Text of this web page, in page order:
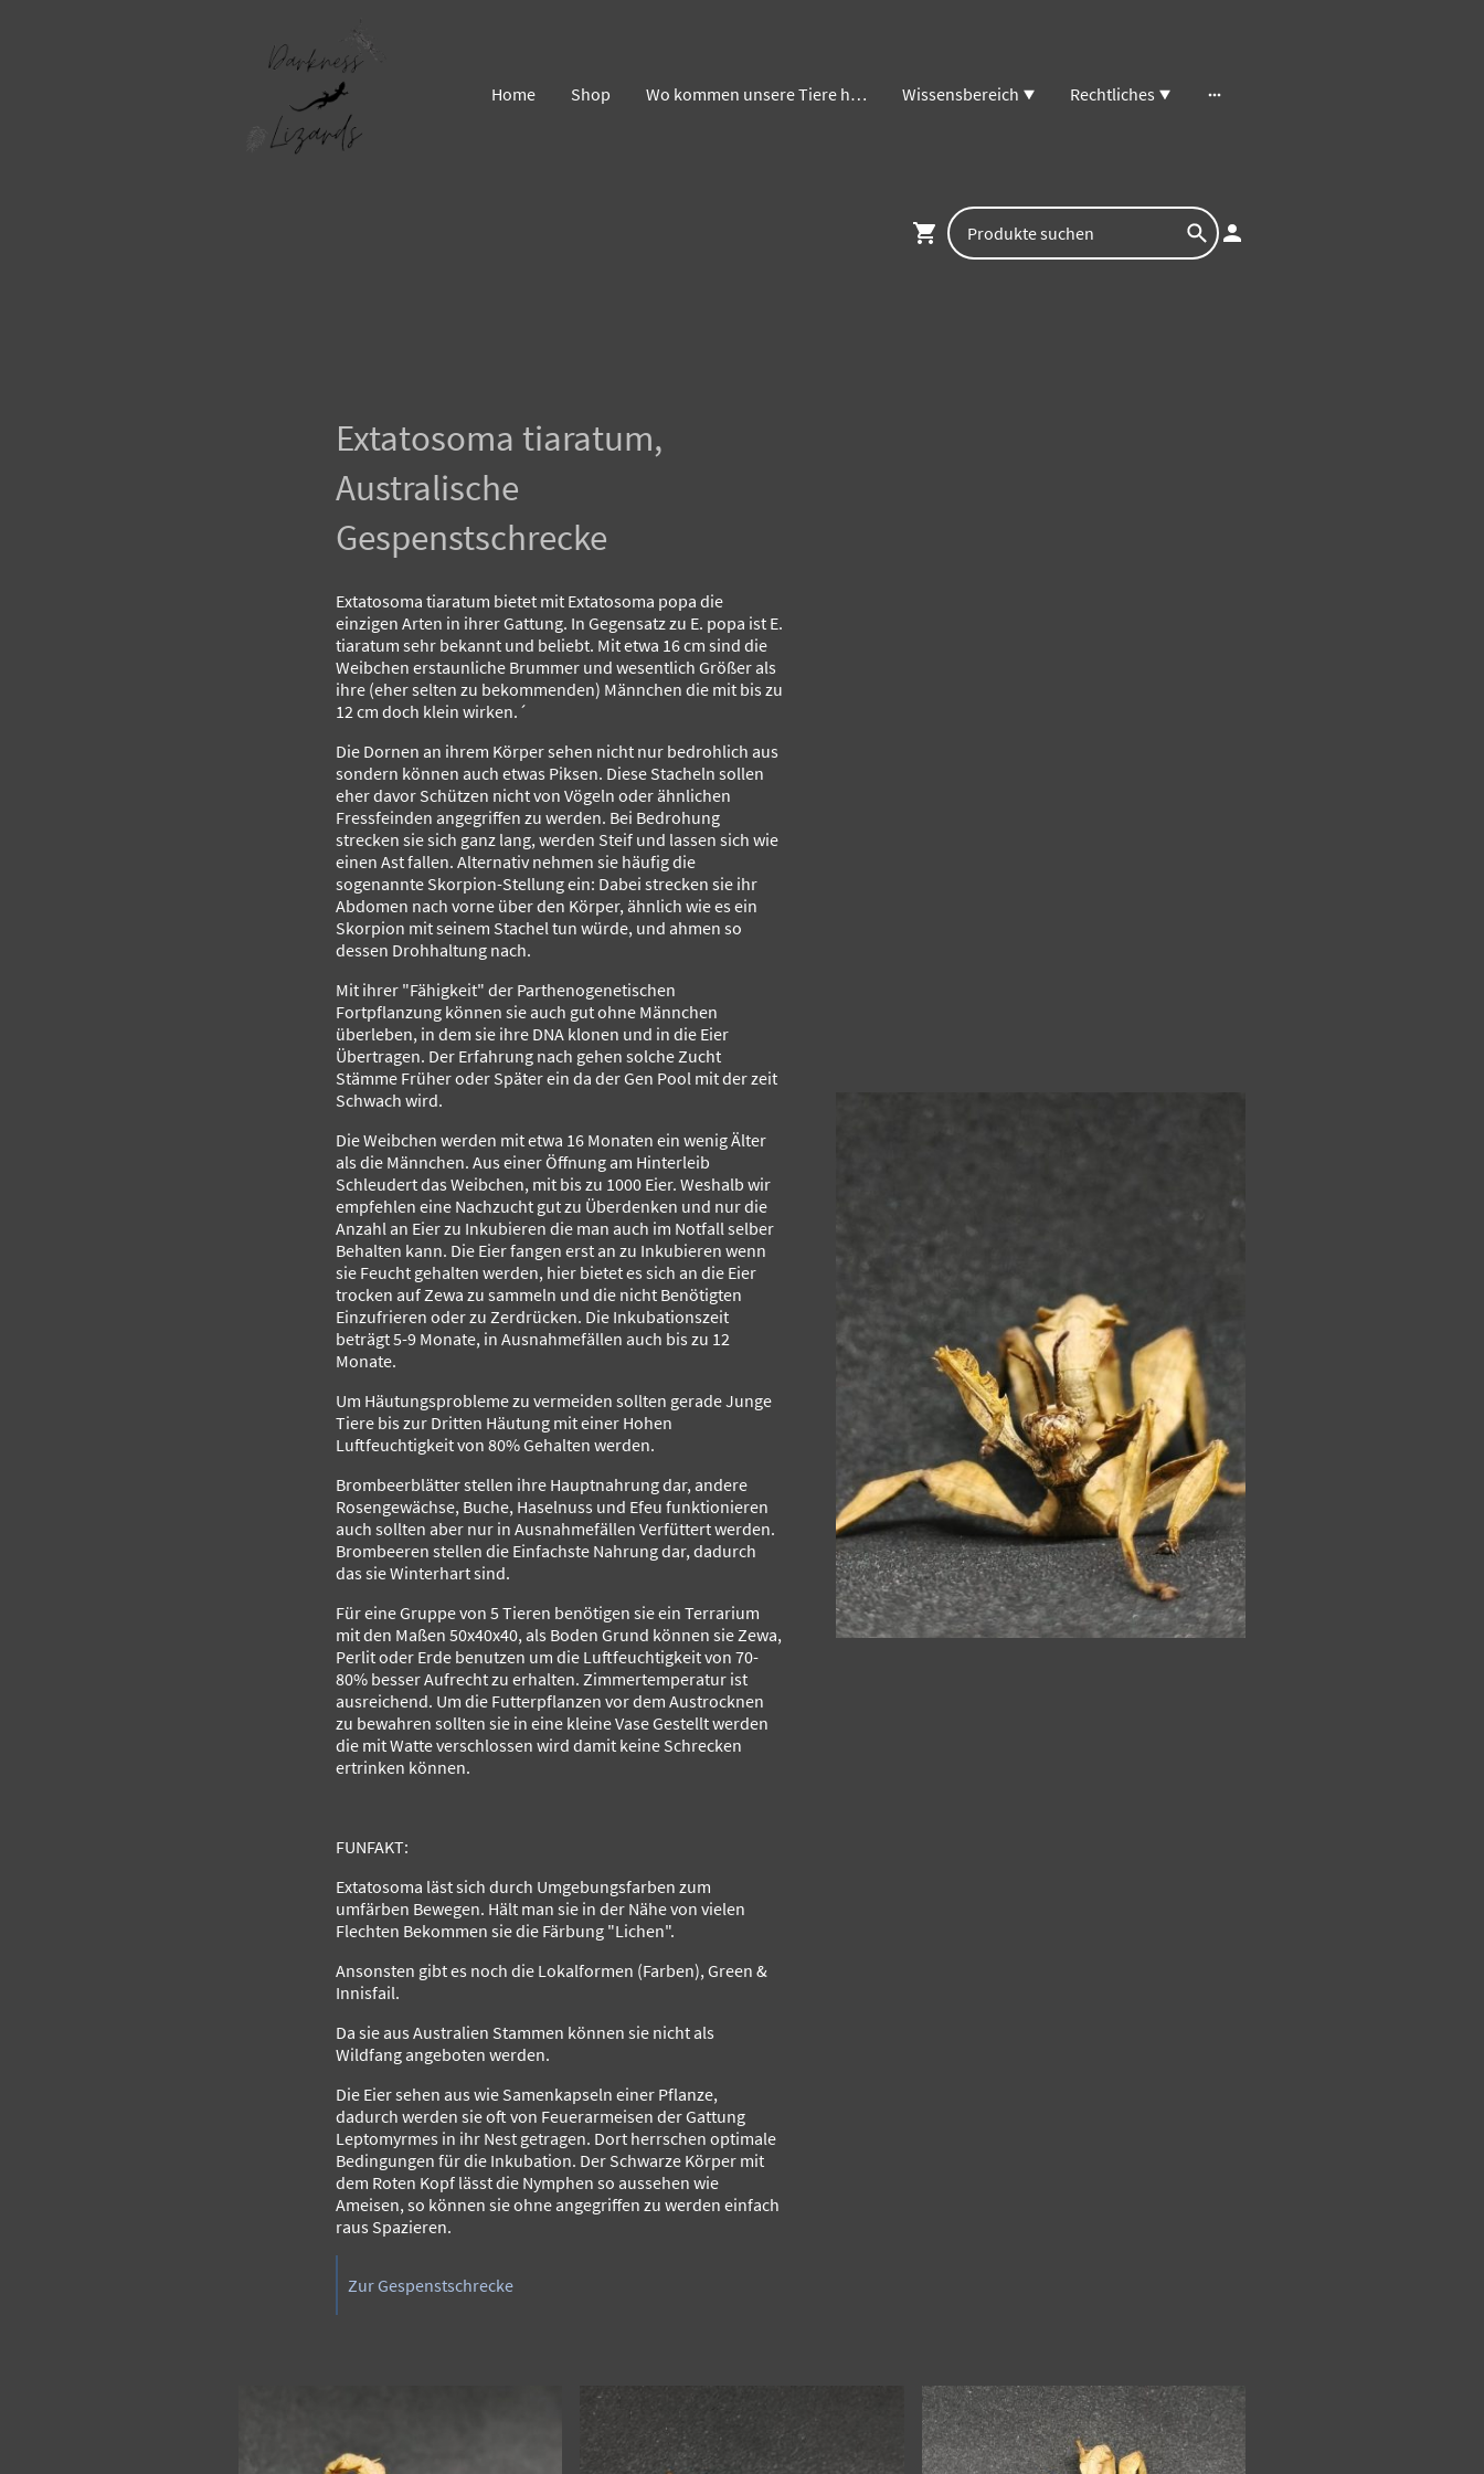
Home Shop Wo kommen unsere Tiere her ? Wissensbereich Rechtliches
Extatosoma tiaratum,
Australische
Gespenstschrecke
Extatosoma tiaratum bietet mit Extatosoma popa die
einzigen Arten in ihrer Gattung. In Gegensatz zu E. popa ist E.
tiaratum sehr bekannt und beliebt. Mit etwa 16 cm sind die
Weibchen erstaunliche Brummer und wesentlich Größer als
ihre (eher selten zu bekommenden) Männchen die mit bis zu
12 cm doch klein wirken.´
Die Dornen an ihrem Körper sehen nicht nur bedrohlich aus
sondern können auch etwas Piksen. Diese Stacheln sollen
eher davor Schützen nicht von Vögeln oder ähnlichen
Fressfeinden angegriffen zu werden. Bei Bedrohung
strecken sie sich ganz lang, werden Steif und lassen sich wie
einen Ast fallen. Alternativ nehmen sie häufig die
sogenannte Skorpion-Stellung ein: Dabei strecken sie ihr
Abdomen nach vorne über den Körper, ähnlich wie es ein
Skorpion mit seinem Stachel tun würde, und ahmen so
dessen Drohhaltung nach.
Mit ihrer "Fähigkeit" der Parthenogenetischen
Fortpflanzung können sie auch gut ohne Männchen
überleben, in dem sie ihre DNA klonen und in die Eier
Übertragen. Der Erfahrung nach gehen solche Zucht
Stämme Früher oder Später ein da der Gen Pool mit der zeit
Schwach wird.
Die Weibchen werden mit etwa 16 Monaten ein wenig Älter
als die Männchen. Aus einer Öffnung am Hinterleib
Schleudert das Weibchen, mit bis zu 1000 Eier. Weshalb wir
empfehlen eine Nachzucht gut zu Überdenken und nur die
Anzahl an Eier zu Inkubieren die man auch im Notfall selber
Behalten kann. Die Eier fangen erst an zu Inkubieren wenn
sie Feucht gehalten werden, hier bietet es sich an die Eier
trocken auf Zewa zu sammeln und die nicht Benötigten
Einzufrieren oder zu Zerdrücken. Die Inkubationszeit
beträgt 5-9 Monate, in Ausnahmefällen auch bis zu 12
Monate.
Um Häutungsprobleme zu vermeiden sollten gerade Junge
Tiere bis zur Dritten Häutung mit einer Hohen
Luftfeuchtigkeit von 80% Gehalten werden.
Brombeerblätter stellen ihre Hauptnahrung dar, andere
Rosengewächse, Buche, Haselnuss und Efeu funktionieren
auch sollten aber nur in Ausnahmefällen Verfüttert werden.
Brombeeren stellen die Einfachste Nahrung dar, dadurch
das sie Winterhart sind.
Für eine Gruppe von 5 Tieren benötigen sie ein Terrarium
mit den Maßen 50x40x40, als Boden Grund können sie Zewa,
Perlit oder Erde benutzen um die Luftfeuchtigkeit von 70-
80% besser Aufrecht zu erhalten. Zimmertemperatur ist
ausreichend. Um die Futterpflanzen vor dem Austrocknen
zu bewahren sollten sie in eine kleine Vase Gestellt werden
die mit Watte verschlossen wird damit keine Schrecken
ertrinken können.
FUNFAKT:
Extatosoma läst sich durch Umgebungsfarben zum
umfärben Bewegen. Hält man sie in der Nähe von vielen
Flechten Bekommen sie die Färbung "Lichen".
Ansonsten gibt es noch die Lokalformen (Farben), Green &
Innisfail.
Da sie aus Australien Stammen können sie nicht als
Wildfang angeboten werden.
Die Eier sehen aus wie Samenkapseln einer Pflanze,
dadurch werden sie oft von Feuerarmeisen der Gattung
Leptomyrmes in ihr Nest getragen. Dort herrschen optimale
Bedingungen für die Inkubation. Der Schwarze Körper mit
dem Roten Kopf lässt die Nymphen so aussehen wie
Ameisen, so können sie ohne angegriffen zu werden einfach
raus Spazieren.
Zur Gespenstschrecke